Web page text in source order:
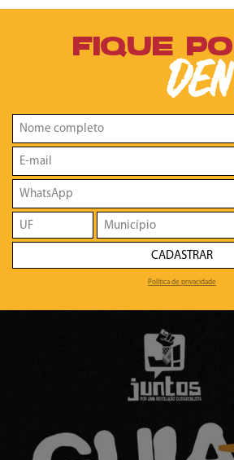
FIQUE
CADASTRAR
Política de privacidade